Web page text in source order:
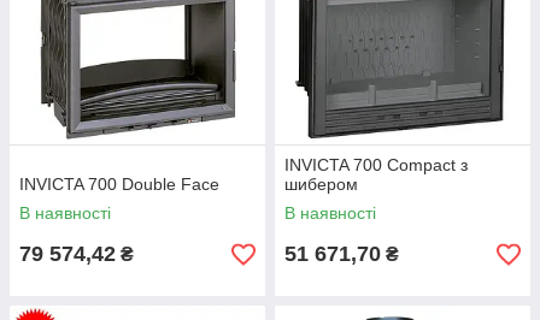
INVICTA 700 Double Face
В наявності
79 574,42 ₴
INVICTA 700 Compact з
шибером
В наявності
51 671,70 ₴